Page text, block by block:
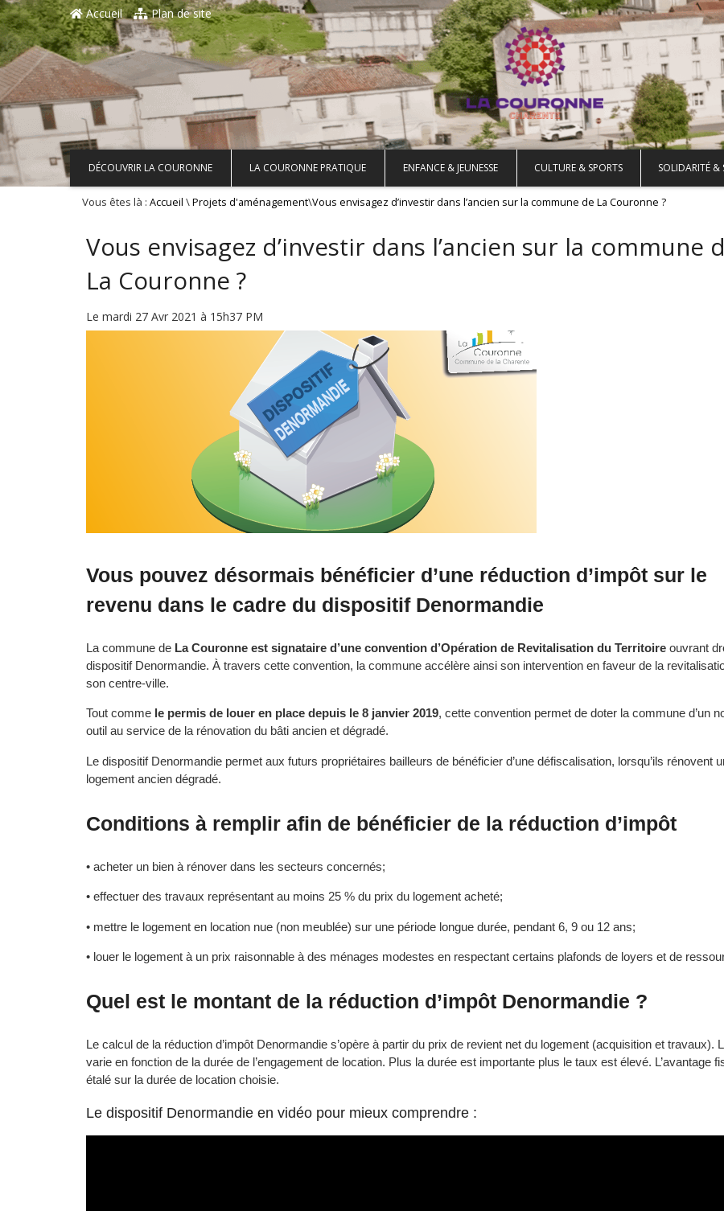
Aller au contenu principal
Accueil
Plan de site
DÉCOUVRIR LA COURONNE LA COURONNE PRATIQUE ENFANCE & JEUNESSE CULTURE & SPORTS SOLIDARITÉ &
Vous êtes là : Accueil \Projets d'aménagement\Vous envisagez d’investir dans l’ancien sur la commune de La Couronne ?
Vous envisagez d’investir dans l’ancien sur la commune
La Couronne ?
Le mardi 27 Avr 2021 à 15h37 PM
Vous pouvez désormais bénéficier d’une réduction d’impôt sur le
revenu dans le cadre du dispositif Denormandie
La commune de La Couronne est signataire d’une convention d’Opération de Revitalisation du Territoire ouvrant
dispositif Denormandie. À travers cette convention, la commune accélère ainsi son intervention en faveur de la
son centre-ville.
Tout comme le permis de louer en place depuis le 8 janvier 2019, cette convention permet de doter la commune d’un
outil au service de la rénovation du bâti ancien et dégradé.
Le dispositif Denormandie permet aux futurs propriétaires bailleurs de bénéficier d’une défiscalisation, lorsqu’ils rénovent
logement ancien dégradé.
Conditions à remplir afin de bénéficier de la réduction d’impôt
• acheter un bien à rénover dans les secteurs concernés;
• effectuer des travaux représentant au moins 25 % du prix du logement acheté;
• mettre le logement en location nue (non meublée) sur une période longue durée, pendant 6, 9 ou 12 ans;
• louer le logement à un prix raisonnable à des ménages modestes en respectant certains plafonds de loyers et de
Quel est le montant de la réduction d’impôt Denormandie ?
Le calcul de la réduction d’impôt Denormandie s’opère à partir du prix de revient net du logement (acquisition et travaux).
varie en fonction de la durée de l’engagement de location. Plus la durée est importante plus le taux est élevé. L’avantage
étalé sur la durée de location choisie.
Le dispositif Denormandie en vidéo pour mieux comprendre :